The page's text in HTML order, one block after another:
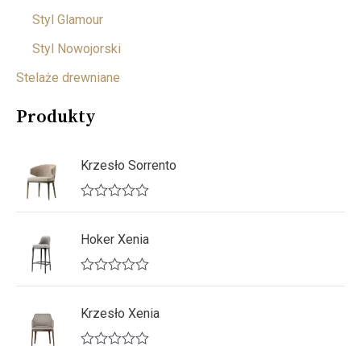
Styl Glamour
Styl Nowojorski
Stelaże drewniane
Produkty
Krzesło Sorrento
O
e
n
i
o
n
0
a
Hoker Xenia
O
e
n
i
Krzesło Xenia